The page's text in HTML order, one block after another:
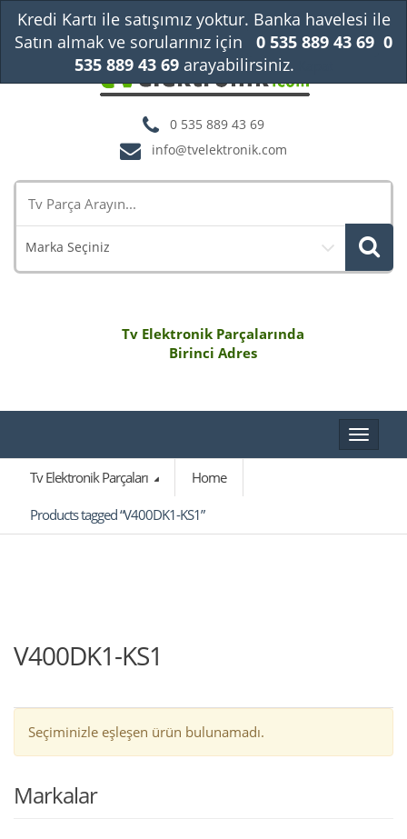
0 535 889 43 69
info@tvelektronik.com
Marka Seçiniz
Tv Elektronik Parçalarında
Birinci Adres
Toggle
Tv Elektronik Parçaları
Home
Products tagged “V400DK1-KS1”
V400DK1-KS1
Seçiminizle eşleşen ürün bulunamadı.
Markalar
Kredi Kartı ile satışımız yoktur. Banka havelesi ile
Satın almak ve sorularınız için
0 535 889 43 69 0
535 889 43 69arayabilirsiniz.